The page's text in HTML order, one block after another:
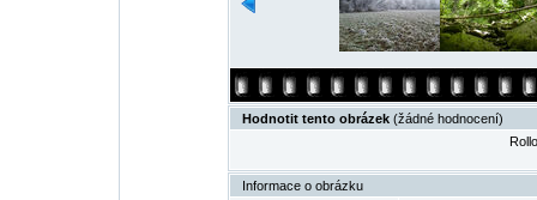
Hodnotit tento obrázek (žádné hodnocení)
Informace o obrázku